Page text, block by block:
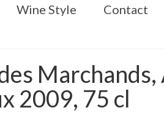
Wine Style Contact
2009, 75 cl